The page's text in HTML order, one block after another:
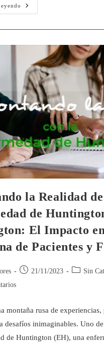
la Realidad
de
El Impacto
de Pacientes y
21/11/2023
Sin
montaña rusa de experiencias,
desafíos inimaginables. Uno
de Huntington (EH), una